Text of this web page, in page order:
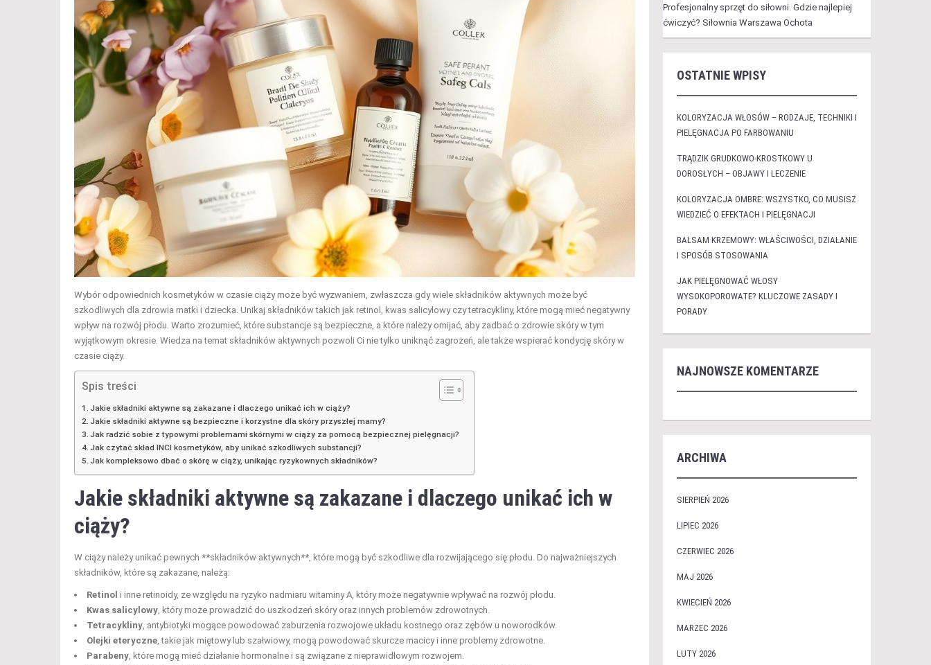
Wybór odpowiednich kosmetyków w czasie ciąży może być wyzwaniem, zwłaszcza gdy wiele składników aktywnych może być
szkodliwych dla zdrowia matki i dziecka. Unikaj składników takich jak retinol, kwas salicylowy czy tetracykliny, które mogą mieć negatywny
wpływ na rozwój płodu. Warto zrozumieć, które substancje są bezpieczne, a które należy omijać, aby zadbać o zdrowie skóry w tym
wyjątkowym okresie. Wiedza na temat składników aktywnych pozwoli Ci nie tylko uniknąć zagrożeń, ale także wspierać kondycję skóry w
czasie ciąży.
Spis treści
Jakie składniki aktywne są zakazane i dlaczego unikać ich w ciąży?
Jakie składniki aktywne są bezpieczne i korzystne dla skóry przyszłej mamy?
Jak radzić sobie z typowymi problemami skórnymi w ciąży za pomocą bezpiecznej pielęgnacji?
Jak czytać skład INCI kosmetyków, aby unikać szkodliwych substancji?
Jak kompleksowo dbać o skórę w ciąży, unikając ryzykownych składników?
Jakie składniki aktywne są zakazane i dlaczego unikać ich w
ciąży?
W ciąży należy unikać pewnych **składników aktywnych**, które mogą być szkodliwe dla rozwijającego się płodu. Do najważniejszych
składników, które są zakazane, należą:
Retinol i inne retinoidy, ze względu na ryzyko nadmiaru witaminy A, który może negatywnie wpływać na rozwój płodu.
Kwas salicylowy, który może prowadzić do uszkodzeń skóry oraz innych problemów zdrowotnych.
Tetracykliny, antybiotyki mogące powodować zaburzenia rozwojowe układu kostnego oraz zębów u noworodków.
Olejki eteryczne, takie jak miętowy lub szałwiowy, mogą powodować skurcze macicy i inne problemy zdrowotne.
Parabeny, które mogą mieć działanie hormonalne i są związane z nieprawidłowym rozwojem.
Profesjonalny sprzęt do siłowni. Gdzie najlepiej
ćwiczyć? Siłownia Warszawa Ochota
OSTATNIE WPISY
KOLORYZACJA WŁOSÓW – RODZAJE, TECHNIKI I
PIELĘGNACJA PO FARBOWANIU
TRĄDZIK GRUDKOWO-KROSTKOWY U
DOROSŁYCH – OBJAWY I LECZENIE
KOLORYZACJA OMBRE: WSZYSTKO, CO MUSISZ
WIEDZIEĆ O EFEKTACH I PIELĘGNACJI
BALSAM KRZEMOWY: WŁAŚCIWOŚCI, DZIAŁANIE
I SPOSÓB STOSOWANIA
JAK PIELĘGNOWAĆ WŁOSY
WYSOKOPOROWATE? KLUCZOWE ZASADY I
PORADY
NAJNOWSZE KOMENTARZE
ARCHIWA
SIERPIEŃ 2026
LIPIEC 2026
CZERWIEC 2026
MAJ 2026
KWIECIEŃ 2026
MARZEC 2026
LUTY 2026